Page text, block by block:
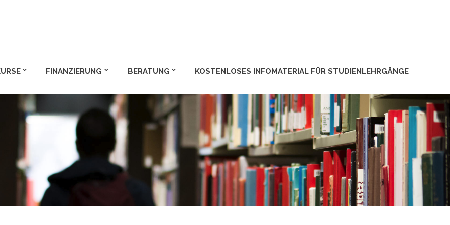
FINANZIERUNG BERATUNG KOSTENLOSES INFOMATERIAL FÜR STUDIENLEHRGÄNGE